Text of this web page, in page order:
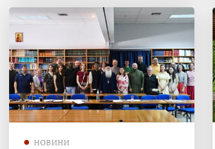
НОВИНИ